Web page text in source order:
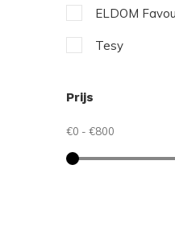
ELDOM
Tesy
Prijs
€0 - €800